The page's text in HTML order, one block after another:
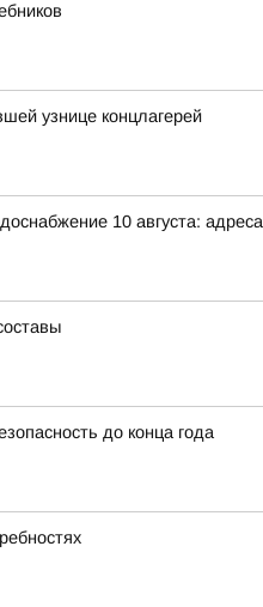
узнице концлагерей
10 августа: адреса
до конца года